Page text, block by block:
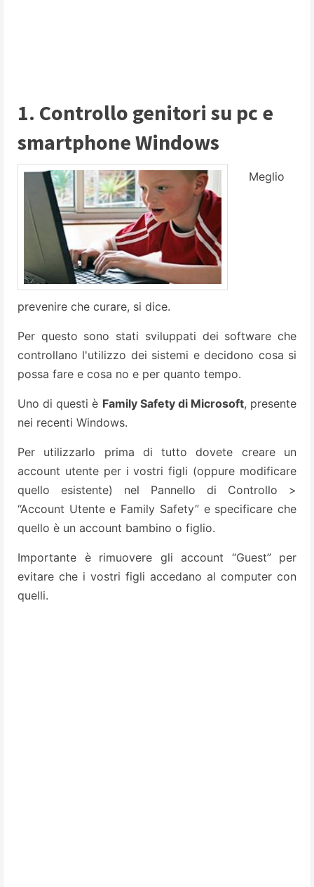
1. Controllo genitori su pc e
smartphone Windows
Meglio
prevenire che curare, si dice.
Per questo sono stati sviluppati dei software che
controllano l'utilizzo dei sistemi e decidono cosa si
possa fare e cosa no e per quanto tempo.
Uno di questi è Family Safety di Microsoft, presente
nei recenti Windows.
Per utilizzarlo prima di tutto dovete creare un
account utente per i vostri figli (oppure modificare
quello esistente) nel Pannello di Controllo >
“Account Utente e Family Safety” e specificare che
quello è un account bambino o figlio.
Importante è rimuovere gli account “Guest” per
evitare che i vostri figli accedano al computer con
quelli.